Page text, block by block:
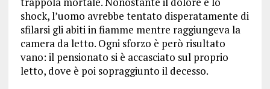
shock, l’uomo avrebbe tentato disperatamente di
sfilarsi gli abiti in fiamme mentre raggiungeva la
camera da letto. Ogni sforzo è però risultato
vano: il pensionato si è accasciato sul proprio
letto, dove è poi sopraggiunto il decesso.